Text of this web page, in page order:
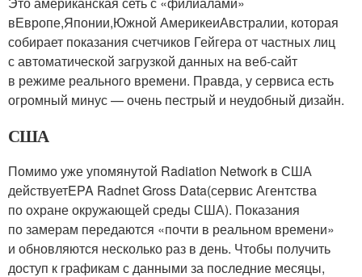
вЕвропе,Японии,Южной АмерикеиАвстралии, которая
собирает показания счетчиков Гейгера от частных лиц
с автоматической загрузкой данных на веб-сайт
в режиме реального времени. Правда, у сервиса есть
огромный минус — очень пестрый и неудобный дизайн.
США
Помимо уже упомянутой Radiation Network в США
действуетEPA Radnet Gross Data(сервис Агентства
по охране окружающей среды США). Показания
по замерам передаются «почти в реальном времени»
и обновляются несколько раз в день. Чтобы получить
доступ к графикам с данными за последние месяцы,